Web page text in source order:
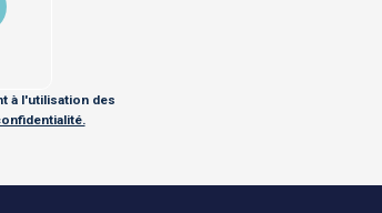
à l'utilisation des